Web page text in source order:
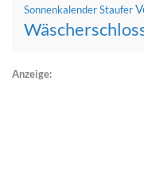
SonnenkalenderStaufer
Anzeige: